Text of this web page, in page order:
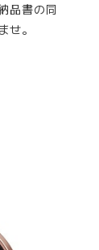
品書の同
。